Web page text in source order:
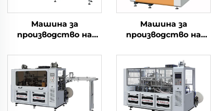
Машина за
производство на
висока скорост
Машина за
производство на